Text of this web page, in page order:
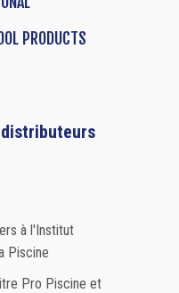
PRODUCTS
à l'Institut
Piscine
Pro Piscine et